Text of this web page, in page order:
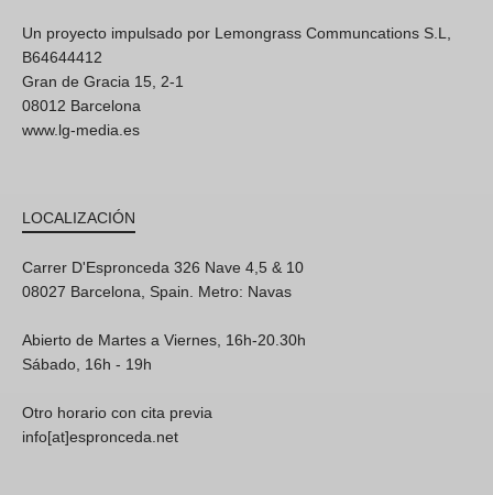
Un proyecto impulsado por Lemongrass Communcations S.L,
B64644412
Gran de Gracia 15, 2-1
08012 Barcelona
www.lg-media.es
LOCALIZACIÓN
Carrer D'Espronceda 326 Nave 4,5 & 10
08027 Barcelona, Spain. Metro: Navas
Abierto de Martes a Viernes, 16h-20.30h
Sábado, 16h - 19h
Otro horario con cita previa
info[at]espronceda.net